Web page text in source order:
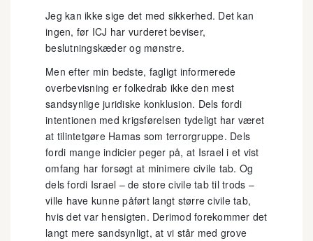
Jeg kan ikke sige det med sikkerhed. Det kan
ingen, før ICJ har vurderet beviser,
beslutningskæder og mønstre.
Men efter min bedste, fagligt informerede
overbevisning er folkedrab ikke den mest
sandsynlige juridiske konklusion. Dels fordi
intentionen med krigsførelsen tydeligt har været
at tilintetgøre Hamas som terrorgruppe. Dels
fordi mange indicier peger på, at Israel i et vist
omfang har forsøgt at minimere civile tab. Og
dels fordi Israel – de store civile tab til trods –
ville have kunne påført langt større civile tab,
hvis det var hensigten. Derimod forekommer det
langt mere sandsynligt, at vi står med grove